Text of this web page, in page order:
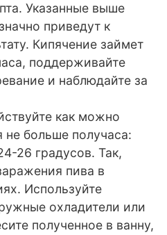
Указанные выше
приведут к
Кипячение займет
поддерживайте
и наблюдайте за
как можно
не больше получаса:
26 градусов. Так,
пива в
Используйте
охладители или
полученное в ванну,